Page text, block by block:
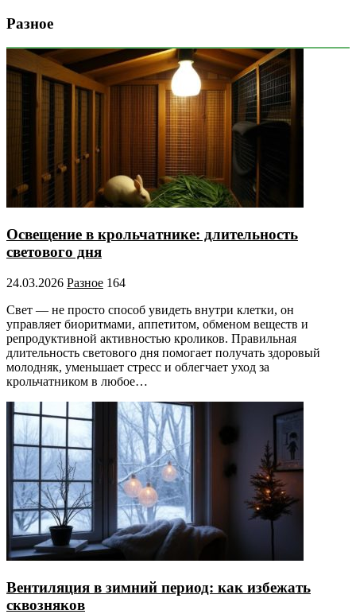
Разное
Освещение в крольчатнике: длительность
светового дня
24.03.2026 Разное 164
Свет — не просто способ увидеть внутри клетки, он
управляет биоритмами, аппетитом, обменом веществ и
репродуктивной активностью кроликов. Правильная
длительность светового дня помогает получать здоровый
молодняк, уменьшает стресс и облегчает уход за
крольчатником в любое…
Вентиляция в зимний период: как избежать
сквозняков